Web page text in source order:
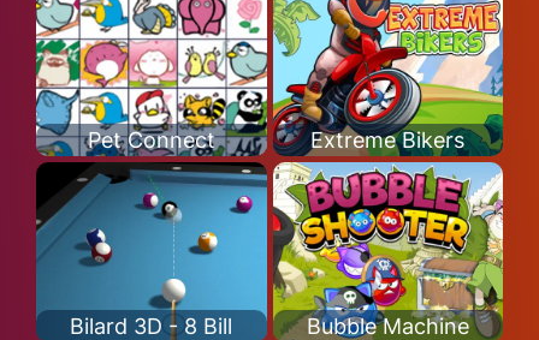
Pet Connect Extreme Bikers
Bilard 3D - 8 Bill Bubble Machine